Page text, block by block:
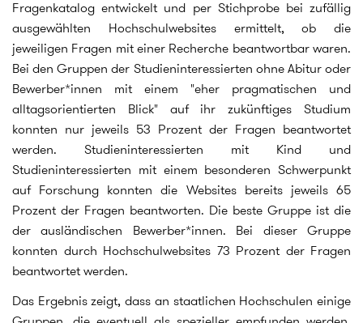
Fragenkatalog entwickelt und per Stichprobe bei zufällig
ausgewählten Hochschulwebsites ermittelt, ob die
jeweiligen Fragen mit einer Recherche beantwortbar waren.
Bei den Gruppen der Studieninteressierten ohne Abitur oder
Bewerber*innen mit einem "eher pragmatischen und
alltagsorientierten Blick" auf ihr zukünftiges Studium
konnten nur jeweils 53 Prozent der Fragen beantwortet
werden. Studieninteressierten mit Kind und
Studieninteressierten mit einem besonderen Schwerpunkt
auf Forschung konnten die Websites bereits jeweils 65
Prozent der Fragen beantworten. Die beste Gruppe ist die
der ausländischen Bewerber*innen. Bei dieser Gruppe
konnten durch Hochschulwebsites 73 Prozent der Fragen
beantwortet werden.
Das Ergebnis zeigt, dass an staatlichen Hochschulen einige